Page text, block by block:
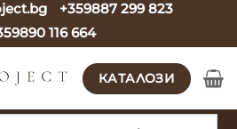
+359887 299 823
116 664
КАТАЛОЗИ